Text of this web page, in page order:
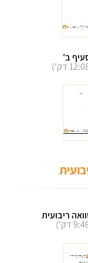
ריבועית